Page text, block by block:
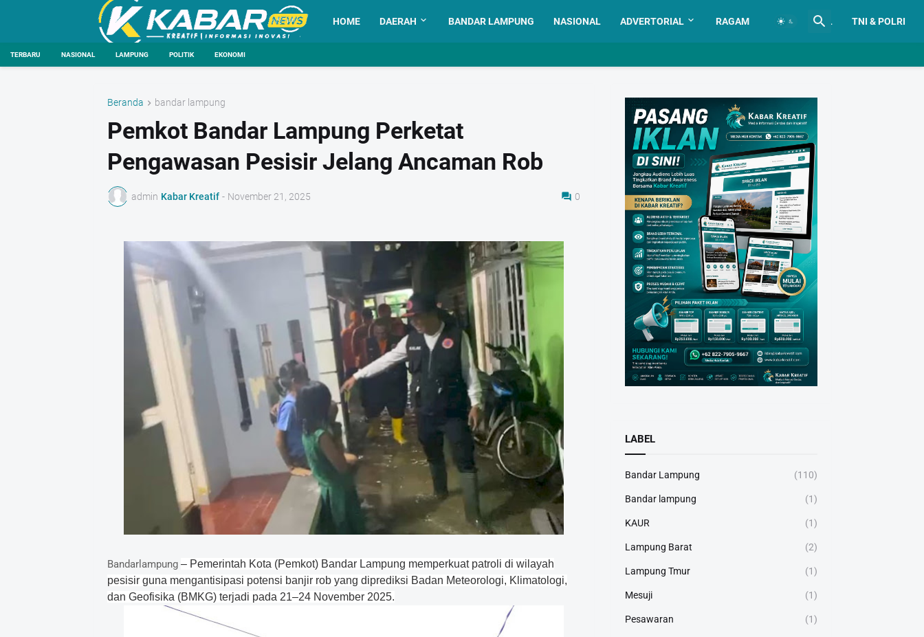
HOME DAERAH BANDAR LAMPUNG NASIONAL ADVERTORIAL RAGAM ADVERTORIAL TNI & POLRI
TERBARU NASIONAL LAMPUNG POLITIK EKONOMI
Beranda bandar lampung
Pemkot Bandar Lampung Perketat
Pengawasan Pesisir Jelang Ancaman Rob
admin Kabar Kreatif - November 21, 2025 0
Bandarlampung – Pemerintah Kota (Pemkot) Bandar Lampung memperkuat patroli di wilayah
pesisir guna mengantisipasi potensi banjir rob yang diprediksi Badan Meteorologi, Klimatologi,
dan Geofisika (BMKG) terjadi pada 21–24 November 2025.
LABEL
Bandar Lampung (110)
Bandar lampung (1)
KAUR (1)
Lampung Barat (2)
Lampung Tmur (1)
Mesuji (1)
Pesawaran (1)